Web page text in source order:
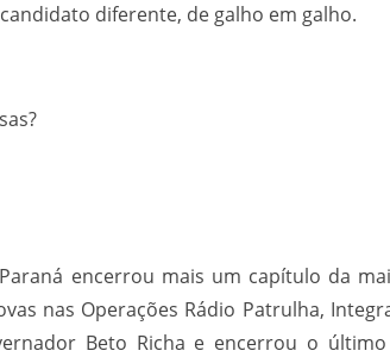
diferente, de galho em galho.
encerrou mais um capítulo da
nas Operações Rádio Patrulha,
Beto Richa e encerrou o